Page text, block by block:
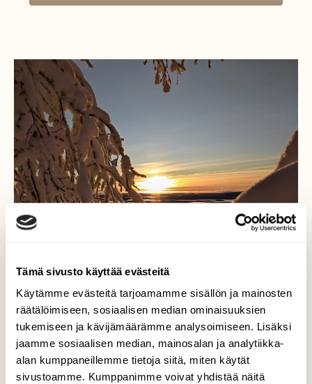
Tämä sivusto käyttää evästeitä
Käytämme evästeitä tarjoamamme sisällön ja mainosten
räätälöimiseen, sosiaalisen median ominaisuuksien
tukemiseen ja kävijämäärämme analysoimiseen. Lisäksi
jaamme sosiaalisen median, mainosalan ja analytiikka-
alan kumppaneillemme tietoja siitä, miten käytät
sivustoamme. Kumppanimme voivat yhdistää näitä